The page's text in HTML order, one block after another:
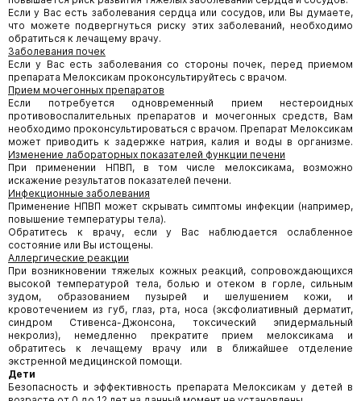
Если у Вас есть заболевания сердца или сосудов, или Вы думаете,
что можете подвергнуться риску этих заболеваний, необходимо
обратиться к лечащему врачу.
Заболевания почек
Если у Вас есть заболевания со стороны почек, перед приемом
препарата Мелоксикам проконсультируйтесь с врачом.
Прием мочегонных препаратов
Если потребуется одновременный прием нестероидных
противовоспалительных препаратов и мочегонных средств, Вам
необходимо проконсультироваться с врачом. Препарат Мелоксикам
может приводить к задержке натрия, калия и воды в организме.
Изменение лабораторных показателей функции печени
При применении НПВП, в том числе мелоксикама, возможно
искажение результатов показателей печени.
Инфекционные заболевания
Применение НПВП может скрывать симптомы инфекции (например,
повышение температуры тела).
Обратитесь к врачу, если у Вас наблюдается ослабленное
состояние или Вы истощены.
Аллергические реакции
При возникновении тяжелых кожных реакций, сопровождающихся
высокой температурой тела, болью и отеком в горле, сильным
зудом, образованием пузырей и шелушением кожи, и
кровотечением из губ, глаз, рта, носа (эксфолиативный дерматит,
синдром Стивенса-Джонсона, токсический эпидермальный
некролиз), немедленно прекратите прием мелоксикама и
обратитесь к лечащему врачу или в ближайшее отделение
экстренной медицинской помощи.
Дети
Безопасность и эффективность препарата Мелоксикам у детей в